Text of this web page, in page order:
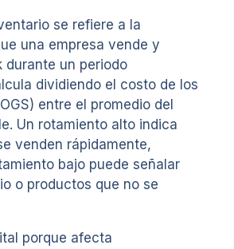
se refiere a la
una empresa vende y
durante un periodo
dividiendo el costo de los
entre el promedio del
Un rotamiento alto indica
venden rápidamente,
bajo puede señalar
o productos que no se
porque afecta